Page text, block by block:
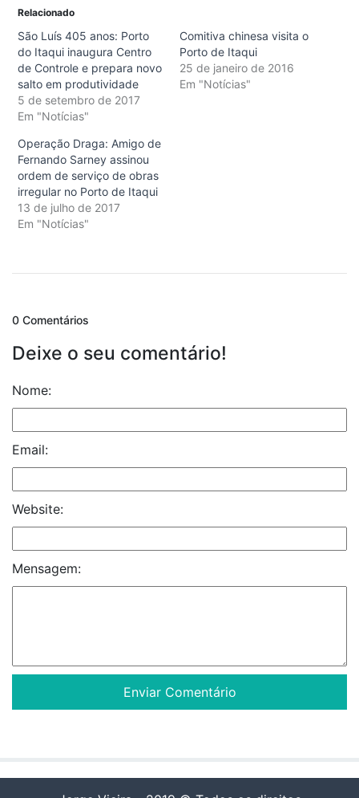
Relacionado
São Luís 405 anos: Porto
do Itaqui inaugura Centro
de Controle e prepara novo
salto em produtividade
5 de setembro de 2017
Em "Notícias"
Comitiva chinesa visita o
Porto de Itaqui
25 de janeiro de 2016
Em "Notícias"
Operação Draga: Amigo de
Fernando Sarney assinou
ordem de serviço de obras
irregular no Porto de Itaqui
13 de julho de 2017
Em "Notícias"
0 Comentários
Deixe o seu comentário!
Nome:
Email:
Website:
Mensagem: